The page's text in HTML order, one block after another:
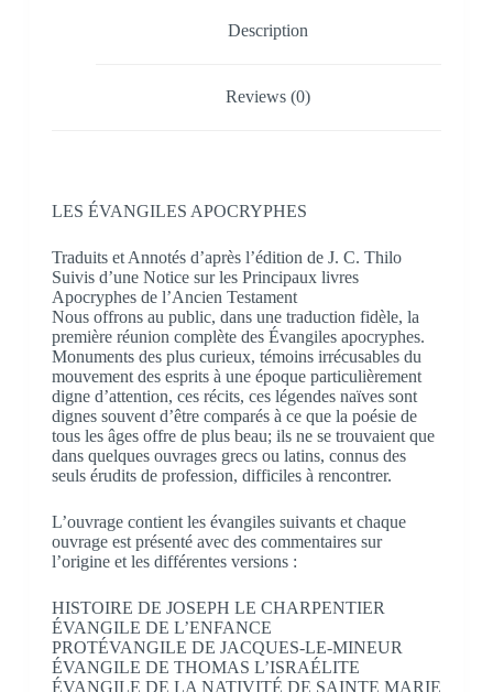
Description
Reviews (0)
LES ÉVANGILES APOCRYPHES
Traduits et Annotés d’après l’édition de J. C. Thilo
Suivis d’une Notice sur les Principaux livres
Apocryphes de l’Ancien Testament
Nous offrons au public, dans une traduction fidèle, la
première réunion complète des Évangiles apocryphes.
Monuments des plus curieux, témoins irrécusables du
mouvement des esprits à une époque particulièrement
digne d’attention, ces récits, ces légendes naïves sont
dignes souvent d’être comparés à ce que la poésie de
tous les âges offre de plus beau; ils ne se trouvaient que
dans quelques ouvrages grecs ou latins, connus des
seuls érudits de profession, difficiles à rencontrer.
L’ouvrage contient les évangiles suivants et chaque
ouvrage est présenté avec des commentaires sur
l’origine et les différentes versions :
HISTOIRE DE JOSEPH LE CHARPENTIER
ÉVANGILE DE L’ENFANCE
PROTÉVANGILE DE JACQUES-LE-MINEUR
ÉVANGILE DE THOMAS L’ISRAÉLITE
ÉVANGILE DE LA NATIVITÉ DE SAINTE MARIE